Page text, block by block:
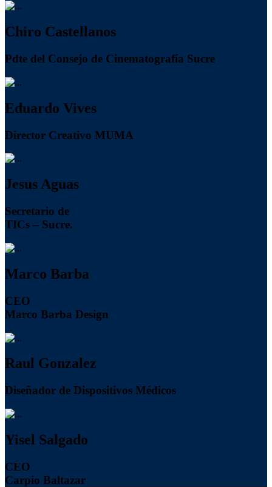
Chiro Castellanos
Pdte del Consejo de Cinematografía Sucre
Eduardo Vives
Director Creativo MUMA
Jesus Aguas
Secretario de
TICs – Sucre.
Marco Barba
CEO
Marco Barba Design
Raul Gonzalez
Diseñador de Dispositivos Médicos
Yisel Salgado
CEO
Carpio Baltazar